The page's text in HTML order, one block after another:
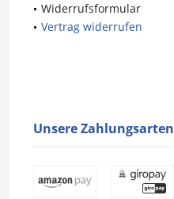
Widerrufsformular
Vertrag widerrufen
Unsere Zahlungsarten